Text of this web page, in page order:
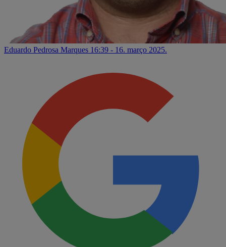
Eduardo Pedrosa Marques 16:39 - 16. março 2025.